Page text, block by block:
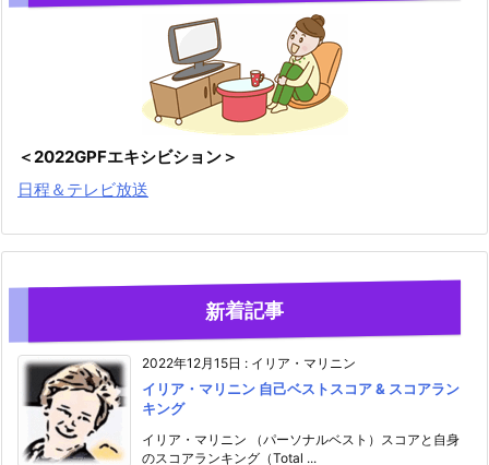
＜2022GPFエキシビション＞
日程＆テレビ放送
新着記事
2022年12月15日 : イリア・マリニン
イリア・マリニン 自己ベストスコア & スコアラン
キング
イリア・マリニン （パーソナルベスト）スコアと自身
のスコアランキング（Total ...